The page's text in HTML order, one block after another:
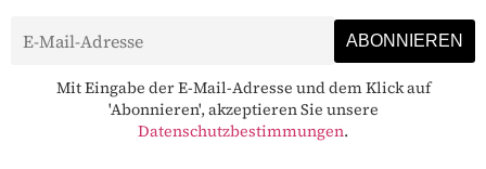
Mit Eingabe der E-Mail-Adresse und dem Klick auf
'Abonnieren', akzeptieren Sie unsere
Datenschutzbestimmungen.